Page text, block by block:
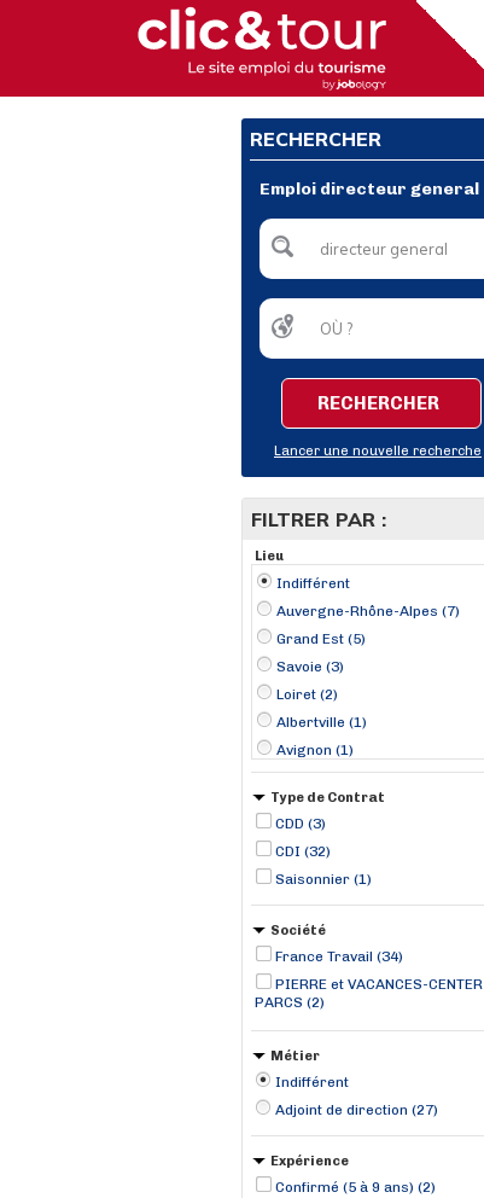
RECHERCHER
Emploi directeur general
RECHERCHER
Lancer une nouvelle recherche
FILTRER PAR :
Lieu
Indifférent
Auvergne-Rhône-Alpes (7)
Grand Est (5)
Savoie (3)
Loiret (2)
Albertville (1)
Avignon (1)
Bailly-Romainvilliers (1)
Belfort (1)
Bourg-Saint-Maurice (1)
Cachan (1)
Cernay (1)
Type de Contrat
CDD (3)
CDI (32)
Saisonnier (1)
Société
France Travail (34)
PIERRE et VACANCES-CENTER
PARCS (2)
Métier
Indifférent
Adjoint de direction (27)
Expérience
Confirmé (5 à 9 ans) (2)